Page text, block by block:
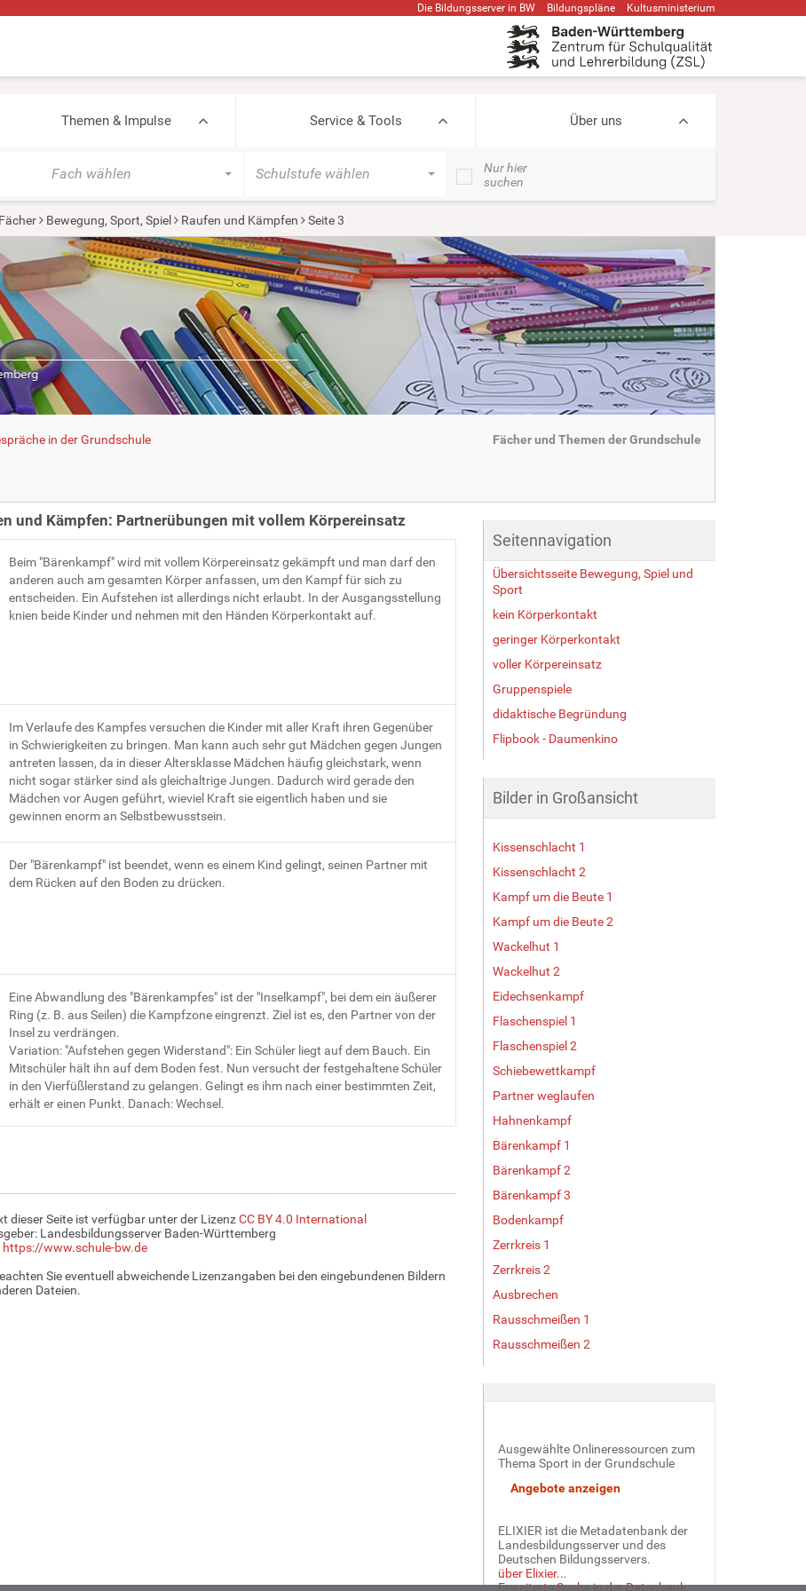
Die Bildungsserver in BW Bildungspläne Kultusministerium
Themen & Impulse Service & Tools Über uns
Fach wählen Schulstufe wählen
Nur hier
suchen
Fächer Bewegung, Sport, Spiel Raufen und Kämpfen Seite 3
in der Grundschule
Fächer und Themen der Grundschule
und Kämpfen: Partnerübungen mit vollem Körpereinsatz
Beim "Bärenkampf" wird mit vollem Körpereinsatz gekämpft und man darf den
anderen auch am gesamten Körper anfassen, um den Kampf für sich zu
entscheiden. Ein Aufstehen ist allerdings nicht erlaubt. In der Ausgangsstellung
knien beide Kinder und nehmen mit den Händen Körperkontakt auf.
Im Verlaufe des Kampfes versuchen die Kinder mit aller Kraft ihren Gegenüber
in Schwierigkeiten zu bringen. Man kann auch sehr gut Mädchen gegen Jungen
antreten lassen, da in dieser Altersklasse Mädchen häufig gleichstark, wenn
nicht sogar stärker sind als gleichaltrige Jungen. Dadurch wird gerade den
Mädchen vor Augen geführt, wieviel Kraft sie eigentlich haben und sie
gewinnen enorm an Selbstbewusstsein.
Der "Bärenkampf" ist beendet, wenn es einem Kind gelingt, seinen Partner mit
dem Rücken auf den Boden zu drücken.
Eine Abwandlung des "Bärenkampfes" ist der "Inselkampf", bei dem ein äußerer
Ring (z. B. aus Seilen) die Kampfzone eingrenzt. Ziel ist es, den Partner von der
Insel zu verdrängen.
Variation: "Aufstehen gegen Widerstand": Ein Schüler liegt auf dem Bauch. Ein
Mitschüler hält ihn auf dem Boden fest. Nun versucht der festgehaltene Schüler
in den Vierfüßlerstand zu gelangen. Gelingt es ihm nach einer bestimmten Zeit,
erhält er einen Punkt. Danach: Wechsel.
dieser Seite ist verfügbar unter der LizenzCC BY 4.0 International
Landesbildungsserver Baden-Württemberg
https://www.schule-bw.de
Sie eventuell abweichende Lizenzangaben bei den eingebundenen Bildern
Dateien.
Seitennavigation
Übersichtsseite Bewegung, Spiel und
Sport
kein Körperkontakt
geringer Körperkontakt
voller Körpereinsatz
Gruppenspiele
didaktische Begründung
Flipbook - Daumenkino
Bilder in Großansicht
Kissenschlacht 1
Kissenschlacht 2
Kampf um die Beute 1
Kampf um die Beute 2
Wackelhut 1
Wackelhut 2
Eidechsenkampf
Flaschenspiel 1
Flaschenspiel 2
Schiebewettkampf
Partner weglaufen
Hahnenkampf
Bärenkampf 1
Bärenkampf 2
Bärenkampf 3
Bodenkampf
Zerrkreis 1
Zerrkreis 2
Ausbrechen
Rausschmeißen 1
Rausschmeißen 2
Ausgewählte Onlineressourcen zum
Thema Sport in der Grundschule
ELIXIER ist die Metadatenbank der
Landesbildungsserver und des
Deutschen Bildungsservers.
über Elixier...
Erweiterte Suche in der Datenbank...